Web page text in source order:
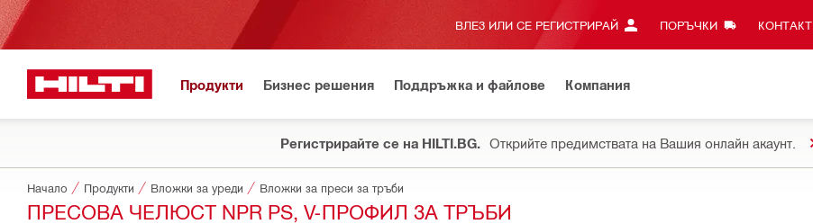
ВЛЕЗ ИЛИ СЕ РЕГИСТРИРАЙ ПОРЪЧКИ КОНТАКТ‎
Продукти Бизнес решения Поддръжка и файлове Компания
Регистрирайте се на HILTI.BG. Открийте предимствата на Вашия онлайн акаунт.
Начало Продукти Вложки за уреди Вложки за преси за тръби
ПРЕСОВА ЧЕЛЮСТ NPR PS, V-ПРОФИЛ ЗА ТРЪБИ